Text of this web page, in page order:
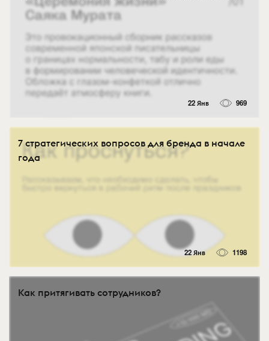
22 Янв 969
7 стратегических вопросов для бренда в начале
года
22 Янв 1198
Как притягивать сотрудников?